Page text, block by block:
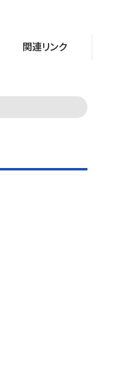
関連リンク